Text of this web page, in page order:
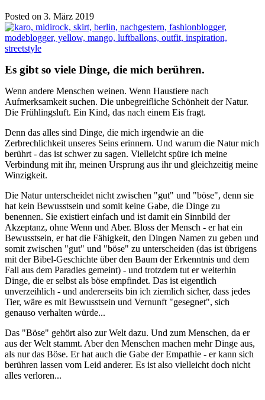
Posted on 3. März 2019
Es gibt so viele Dinge, die mich berühren.
Wenn andere Menschen weinen. Wenn Haustiere nach
Aufmerksamkeit suchen. Die unbegreifliche Schönheit der Natur.
Die Frühlingsluft. Ein Kind, das nach einem Eis fragt.
Denn das alles sind Dinge, die mich irgendwie an die
Zerbrechlichkeit unseres Seins erinnern. Und warum die Natur mich
berührt - das ist schwer zu sagen. Vielleicht spüre ich meine
Verbindung mit ihr, meinen Ursprung aus ihr und gleichzeitig meine
Winzigkeit.
Die Natur unterscheidet nicht zwischen "gut" und "böse", denn sie
hat kein Bewusstsein und somit keine Gabe, die Dinge zu
benennen. Sie existiert einfach und ist damit ein Sinnbild der
Akzeptanz, ohne Wenn und Aber. Bloss der Mensch - er hat ein
Bewusstsein, er hat die Fähigkeit, den Dingen Namen zu geben und
somit zwischen "gut" und "böse" zu unterscheiden (das ist übrigens
mit der Bibel-Geschichte über den Baum der Erkenntnis und dem
Fall aus dem Paradies gemeint) - und trotzdem tut er weiterhin
Dinge, die er selbst als böse empfindet. Das ist eigentlich
unverzeihlich - und andererseits bin ich ziemlich sicher, dass jedes
Tier, wäre es mit Bewusstsein und Vernunft "gesegnet", sich
genauso verhalten würde...
Das "Böse" gehört also zur Welt dazu. Und zum Menschen, da er
aus der Welt stammt. Aber den Menschen machen mehr Dinge aus,
als nur das Böse. Er hat auch die Gabe der Empathie - er kann sich
berühren lassen vom Leid anderer. Es ist also vielleicht doch nicht
alles verloren...